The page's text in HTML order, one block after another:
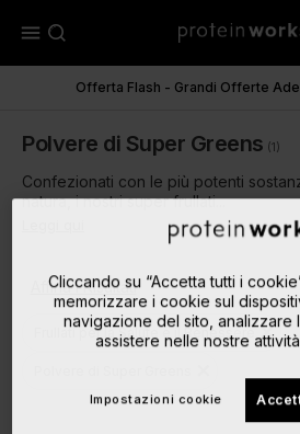
menu
Offerta Flash - Grandi Offerte
Polvere di Super Greens (1)
Confezionati con le più potenti
natura, i nostri super frullati...
Affina i Risultati
Frullati per la Salute e il Benessereclose
Cliccando su “Accetta tutti i
memorizzare i cookie sul
navigazione del sito, analizzare
assistere nelle nostre
Impostazioni cookie